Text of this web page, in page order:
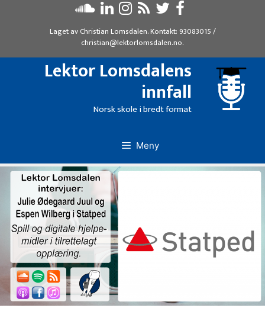
Laget avChristian Lomsdalen. Kontakt: 93083015/
christian@lektorlomsdalen.no.
Lektor Lomsdalens
innfall
Norsk skole i bredt format
Meny